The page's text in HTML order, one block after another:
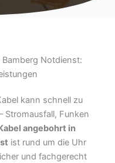
Notdienst:
kann schnell zu
Stromausfall, Funken
angebohrt in
ist rund um die Uhr
und fachgerecht